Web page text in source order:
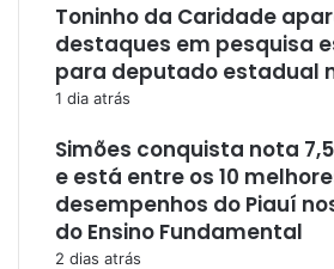
Toninho da Caridade
destaques em pesquisa
para deputado estadual
1 dia atrás
Simões conquista nota 7,5
e está entre os 10
desempenhos do Piauí
do Ensino Fundamental
2 dias atrás